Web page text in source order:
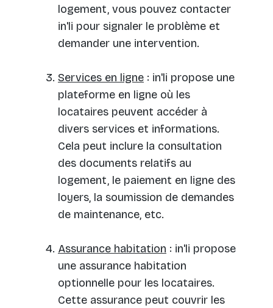
logement, vous pouvez contacter
in'li pour signaler le problème et
demander une intervention.
Services en ligne : in'li propose une
plateforme en ligne où les
locataires peuvent accéder à
divers services et informations.
Cela peut inclure la consultation
des documents relatifs au
logement, le paiement en ligne des
loyers, la soumission de demandes
de maintenance, etc.
Assurance habitation : in'li propose
une assurance habitation
optionnelle pour les locataires.
Cette assurance peut couvrir les